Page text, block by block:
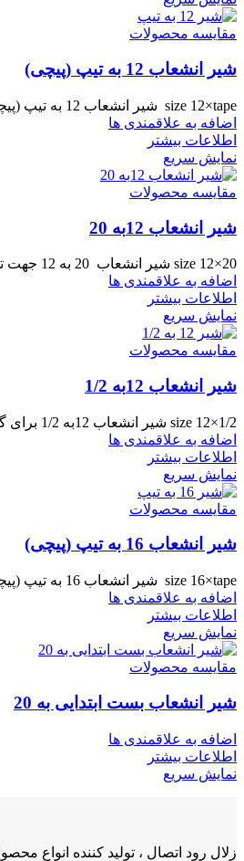
مقایسه محصولات
شیر انشعاب 12 به تیپ (پیچی)
size 12×tape شیر انشعاب 12 به تیپ (پیچی) جهت اتصال لوله 12 به نوار تیپ مورد استفاده قرار می گیرد.
اضافه به علاقمندی ها
اطلاعات بیشتر
نمایش سریع
مقایسه محصولات
شیر انشعاب 12به 20
size 12×20 شیر انشعاب 20 به 12 جهت تبدیل سایز لوله 20میلیمتر به 12 میلیمتر و قطع و وصل کردن
اضافه به علاقمندی ها
اطلاعات بیشتر
نمایش سریع
مقایسه محصولات
شیر انشعاب 12به 1/2
size 12×1/2 شیر انشعاب 12به 1/2 برای گرفتن انشعاب از لوله اصلی پلی اتیلن به لوله 12 آبیاری قطره ای
اضافه به علاقمندی ها
اطلاعات بیشتر
نمایش سریع
مقایسه محصولات
شیر انشعاب 16 به تیپ (پیچی)
size 16×tape شیر انشعاب 16 به تیپ (پیچی) جهت اتصال لوله 16 به نوار تیپ مورد استفاده قرار می گیرد.
اضافه به علاقمندی ها
اطلاعات بیشتر
نمایش سریع
مقایسه محصولات
شیر انشعاب بست ابتدایی به 20
اضافه به علاقمندی ها
اطلاعات بیشتر
نمایش سریع
زلال رود اتصال ، تولید کننده انواع